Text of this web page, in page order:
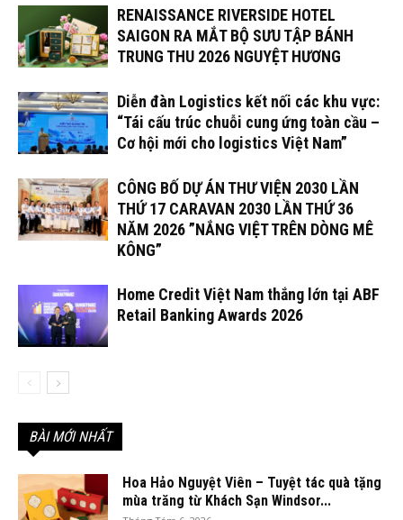
RENAISSANCE RIVERSIDE HOTEL
SAIGON RA MẮT BỘ SƯU TẬP BÁNH
TRUNG THU 2026 NGUYỆT HƯƠNG
Diễn đàn Logistics kết nối các khu vực:
“Tái cấu trúc chuỗi cung ứng toàn cầu –
Cơ hội mới cho logistics Việt Nam”
CÔNG BỐ DỰ ÁN THƯ VIỆN 2030 LẦN
THỨ 17 CARAVAN 2030 LẦN THỨ 36
NĂM 2026 ”NẮNG VIỆT TRÊN DÒNG MÊ
KÔNG”
Home Credit Việt Nam thắng lớn tại ABF
Retail Banking Awards 2026
BÀI MỚI NHẤT
Hoa Hảo Nguyệt Viên – Tuyệt tác quà tặng
mùa trăng từ Khách Sạn Windsor...